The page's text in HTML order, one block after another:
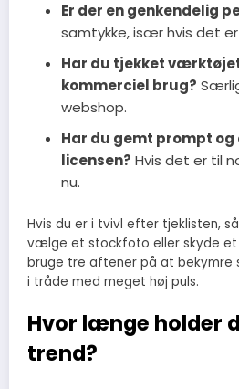
Er der en genkendelig
samtykke, især hvis det
Har du tjekket
kommerciel brug?
webshop.
Har du gemt prompt
licensen? Hvis det er til
nu.
Hvis du er i tvivl efter tjeklisten,
vælge et stockfoto eller skyde et
bruge tre aftener på at bekymre
i tråde med meget høj puls.
Hvor længe holder
trend?